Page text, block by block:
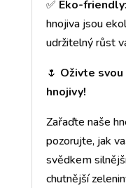
✅ Eko-friendly
hnojiva jsou
udržitelný růst
🌷 Oživte
hnojivy!
Zařaďte naše
pozorujte, jak
svědkem
chutnější